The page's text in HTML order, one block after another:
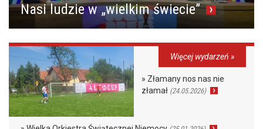
Nasi ludzie w „wielkim świecie”
Więcej wydarzeń »
» Złamany nos nas nie
złamał (24.05.2026)